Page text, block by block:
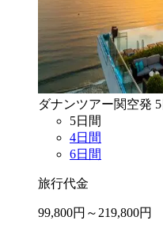
ダナンツアー関空発 5
5日間
4日間
6日間
旅行代金
99,800円～ 219,800円